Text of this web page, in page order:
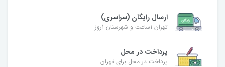
ارسال رایگان (سراسری)
تهران 1ساعت و شهرستان 1روز
پرداخت در محل
پرداخت در محل برای تهران